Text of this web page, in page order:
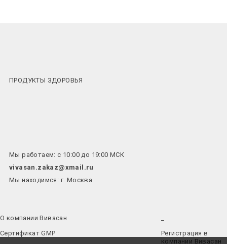
ПРОДУКТЫ ЗДОРОВЬЯ
Мы работаем: с 10:00 до 19:00 МСК
vivasan.zakaz@xmail.ru
Мы находимся: г. Москва
О компании Вивасан
Сертификат GMP
Регистрация в
компании Вивасан